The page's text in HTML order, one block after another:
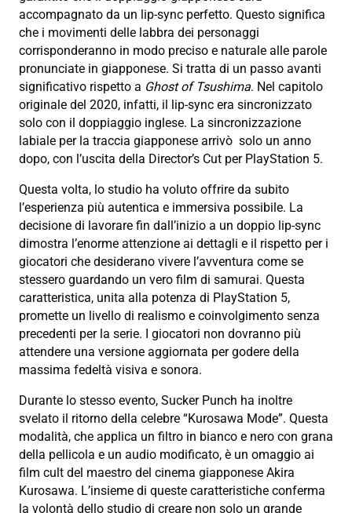
accompagnato da un lip-sync perfetto. Questo significa
che i movimenti delle labbra dei personaggi
corrisponderanno in modo preciso e naturale alle parole
pronunciate in giapponese. Si tratta di un passo avanti
significativo rispetto a Ghost of Tsushima. Nel capitolo
originale del 2020, infatti, il lip-sync era sincronizzato
solo con il doppiaggio inglese. La sincronizzazione
labiale per la traccia giapponese arrivò solo un anno
dopo, con l’uscita della Director’s Cut per PlayStation 5.
Questa volta, lo studio ha voluto offrire da subito
l’esperienza più autentica e immersiva possibile. La
decisione di lavorare fin dall’inizio a un doppio lip-sync
dimostra l’enorme attenzione ai dettagli e il rispetto per i
giocatori che desiderano vivere l’avventura come se
stessero guardando un vero film di samurai. Questa
caratteristica, unita alla potenza di PlayStation 5,
promette un livello di realismo e coinvolgimento senza
precedenti per la serie. I giocatori non dovranno più
attendere una versione aggiornata per godere della
massima fedeltà visiva e sonora.
Durante lo stesso evento, Sucker Punch ha inoltre
svelato il ritorno della celebre “Kurosawa Mode”. Questa
modalità, che applica un filtro in bianco e nero con grana
della pellicola e un audio modificato, è un omaggio ai
film cult del maestro del cinema giapponese Akira
Kurosawa. L’insieme di queste caratteristiche conferma
la volontà dello studio di creare non solo un grande